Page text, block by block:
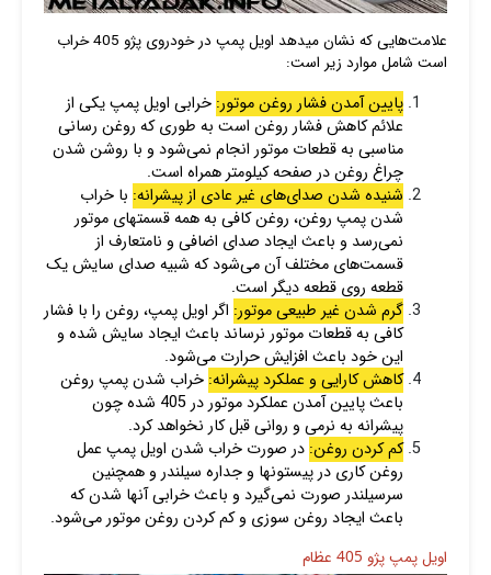
علامت‌هایی که نشان میدهد اویل پمپ در خودروی پژو 405 خراب
است شامل موارد زیر است:
پایین آمدن فشار روغن موتور: خرابی اویل پمپ یکی از
علائم کاهش فشار روغن است به طوری که روغن رسانی
مناسبی به قطعات موتور انجام نمی‌شود و با روشن شدن
چراغ روغن در صفحه کیلومتر همراه است.
شنیده شدن صدای‌های غیر عادی از پیشرانه: با خراب
شدن پمپ روغن، روغن کافی به همه قسمتهای موتور
نمی‌رسد و باعث ایجاد صدای اضافی و نامتعارف از
قسمت‌های مختلف آن می‌شود که شبیه صدای سایش یک
قطعه روی قطعه دیگر است.
گرم شدن غیر طبیعی موتور: اگر اویل پمپ، روغن را با فشار
کافی به قطعات موتور نرساند باعث ایجاد سایش شده و
این خود باعث افزایش حرارت می‌شود.
کاهش کارایی و عملکرد پیشرانه: خراب شدن پمپ روغن
باعث پایین آمدن عملکرد موتور در 405 شده چون
پیشرانه به نرمی و روانی قبل کار نخواهد کرد.
کم کردن روغن: در صورت خراب شدن اویل پمپ عمل
روغن کاری در پیستونها و جداره سیلندر و همچنین
سرسیلندر صورت نمی‌گیرد و باعث خرابی آنها شدن که
باعث ایجاد روغن سوزی و کم کردن روغن موتور می‌شود.
اویل پمپ پژو 405 عظام